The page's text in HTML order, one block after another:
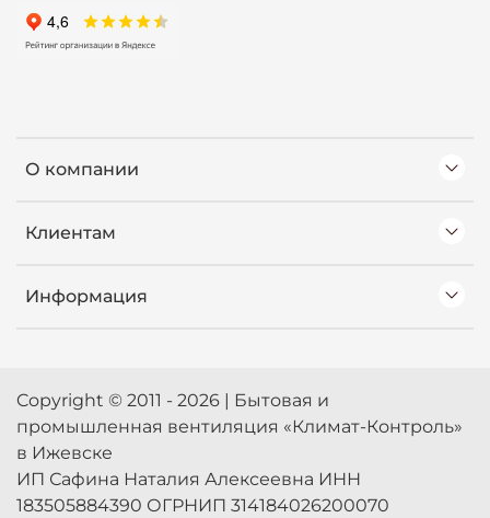
О компании
Клиентам
Информация
Copyright © 2011 - 2026 | Бытовая и
промышленная вентиляция «Климат-Контроль»
в Ижевске
ИП Сафина Наталия Алексеевна ИНН
183505884390 ОГРНИП 314184026200070